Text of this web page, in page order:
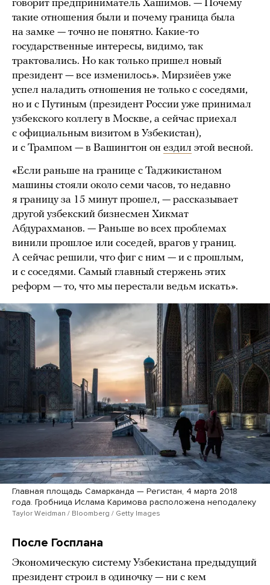
говорит предприниматель Хашимов. — Почему
такие отношения были и почему граница была
на замке — точно не понятно. Какие-то
государственные интересы, видимо, так
трактовались. Но как только пришел новый
президент — все изменилось». Мирзиёев уже
успел наладить отношения не только с соседями,
но и с Путиным (президент России уже принимал
узбекского коллегу в Москве, а сейчас приехал
с официальным визитом в Узбекистан),
и с Трампом — в Вашингтон он ездил этой весной.
«Если раньше на границе с Таджикистаном
машины стояли около семи часов, то недавно
я границу за 15 минут прошел, — рассказывает
другой узбекский бизнесмен Хикмат
Абдурахманов. — Раньше во всех проблемах
винили прошлое или соседей, врагов у границ.
А сейчас решили, что фиг с ним — и с прошлым,
и с соседями. Самый главный стержень этих
реформ — то, что мы перестали ведьм искать».
Главная площадь Самарканда — Регистан, 4 марта 2018
года. Гробница Ислама Каримова расположена неподалеку
Taylor Weidman / Bloomberg / Getty Images
После Госплана
Экономическую систему Узбекистана предыдущий
президент строил в одиночку — ни с кем